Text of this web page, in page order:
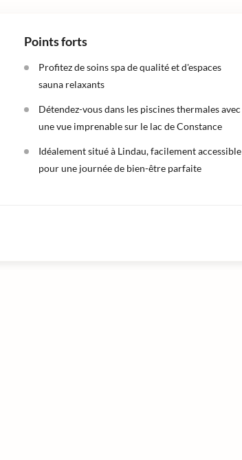
Points forts
Profitez de soins spa de qualité et d'espaces
sauna relaxants
Détendez-vous dans les piscines thermales avec
une vue imprenable sur le lac de Constance
Idéalement situé à Lindau, facilement accessible
pour une journée de bien-être parfaite